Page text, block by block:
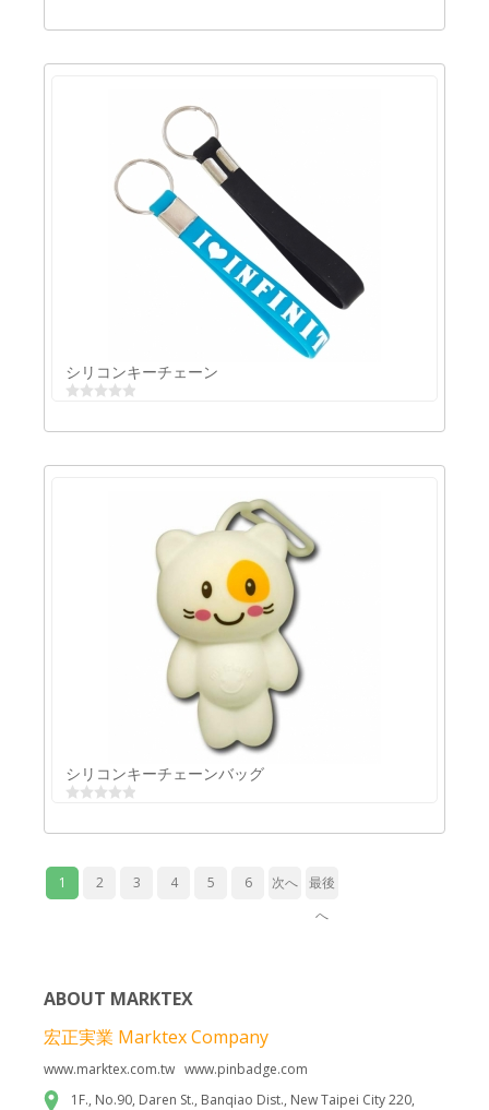
シリコンキーチェーン
シリコンキーチェーン
シリコンキーチェーンバッグ
シリコンキーチェーンバッグ
1 2 3 4 5 6 次へ 最後
へ
ABOUT MARKTEX
宏正実業 Marktex Company
www.marktex.com.tw www.pinbadge.com
1F., No.90, Daren St., Banqiao Dist., New Taipei City 220,